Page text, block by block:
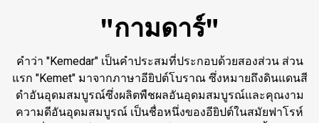
"กามดาร์"
คำว่า "Kemedar" เป็นคำประสมที่ประกอบด้วยสองส่วน ส่วน
แรก "Kemet" มาจากภาษาอียิปต์โบราณ ซึ่งหมายถึงดินแดนสี
ดำอันอุดมสมบูรณ์ซึ่งผลิตพืชผลอันอุดมสมบูรณ์และคุณงาม
ความดีอันอุดมสมบูรณ์ เป็นชื่อหนึ่งของอียิปต์ในสมัยฟาโรห์